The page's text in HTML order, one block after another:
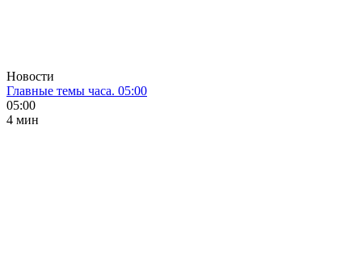
Новости
Главные темы часа. 05:00
05:00
4 мин